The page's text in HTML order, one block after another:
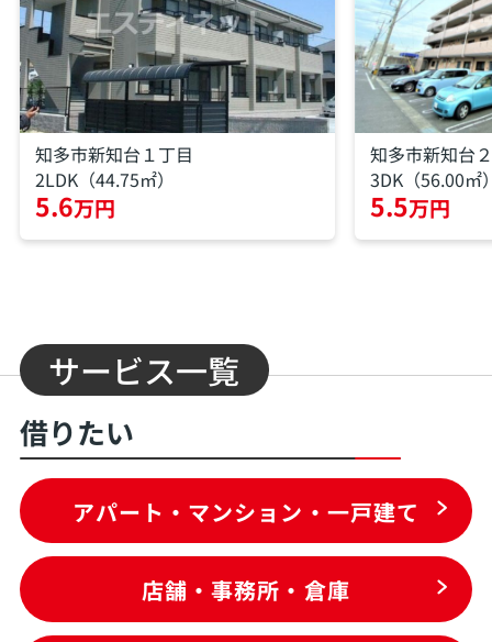
知多市新知台１丁目
2LDK（44.75㎡）
5.6万円
知多市新知台
3DK（56.00㎡
5.5万円
サービス一覧
借りたい
アパート・マンション・一戸建て
店舗・事務所・倉庫